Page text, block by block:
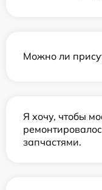
Можно ли
Я хочу, чтобы
запчастями.